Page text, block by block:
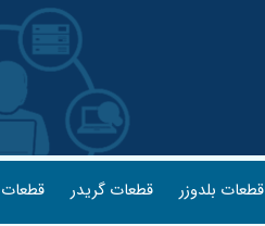
قطعات بلدوزر قطعات گریدر